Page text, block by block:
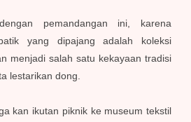
pemandangan ini, karena
yang dipajang adalah koleksi
menjadi salah satu kekayaan tradisi
lestarikan dong.
kan ikutan piknik ke museum tekstil